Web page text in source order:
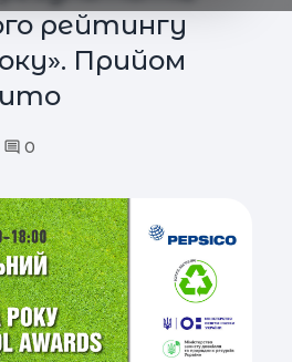
рейтингу
Прийом
0